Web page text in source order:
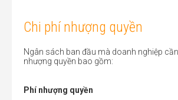
Chi phí nhượng quyền
Ngân sách ban đầu mà doanh nghiệp
nhượng quyền bao gồm:
Phí nhượng quyền